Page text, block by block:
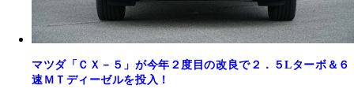
マツダ「ＣＸ－５」が今年２度目の改良で２．５Lターボ＆６
速ＭＴディーゼルを投入！